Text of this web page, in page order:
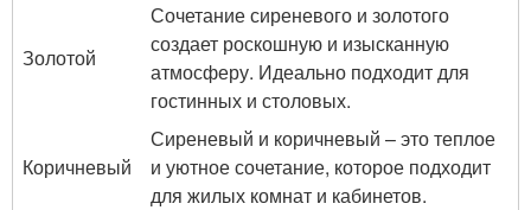
Золотой
Сочетание сиреневого и золотого
создает роскошную и изысканную
атмосферу. Идеально подходит для
гостинных и столовых.
Коричневый
Сиреневый и коричневый – это теплое
и уютное сочетание, которое подходит
для жилых комнат и кабинетов.